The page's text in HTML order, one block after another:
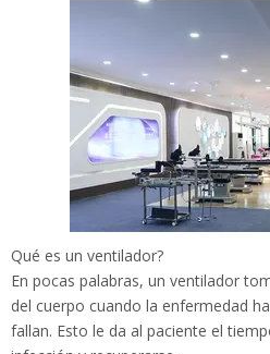
Qué es un ventilador?
En pocas palabras, un ventilador
del cuerpo cuando la enfermedad
fallan. Esto le da al paciente el